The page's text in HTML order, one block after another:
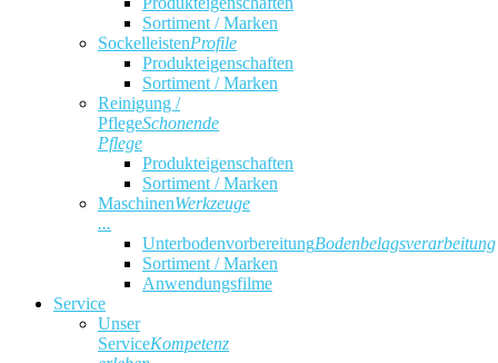
Sortiment / Marken
SockelleistenProfile
Produkteigenschaften
Sortiment / Marken
Reinigung /
PflegeSchonende
Pflege
Produkteigenschaften
Sortiment / Marken
MaschinenWerkzeuge
...
UnterbodenvorbereitungBodenbelagsverarbeitung
Sortiment / Marken
Anwendungsfilme
Service
Unser
ServiceKompetenz